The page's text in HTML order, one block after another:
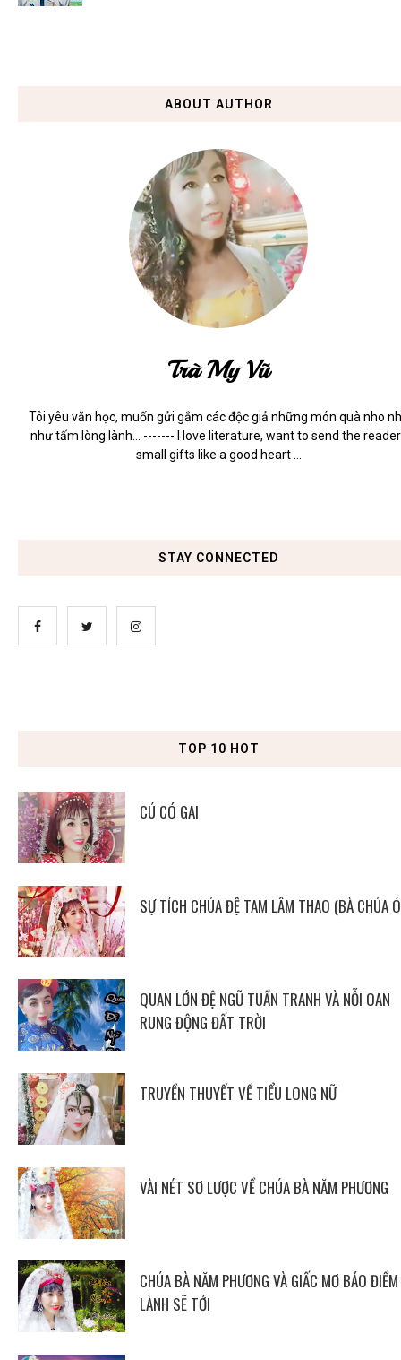
ABOUT AUTHOR
Trà My Vũ
Tôi yêu văn học, muốn gửi gắm các độc giả những món quà nho
như tấm lòng lành... ------- I love literature, want to send the
small gifts like a good heart ...
STAY CONNECTED
TOP 10 HOT
CÚ CÓ GAI
SỰ TÍCH CHÚA ĐỆ TAM LÂM THAO (BÀ CHÚA
QUAN LỚN ĐỆ NGŨ TUẦN TRANH VÀ NỖI OAN
RUNG ĐỘNG ĐẤT TRỜI
TRUYỀN THUYẾT VỀ TIỂU LONG NỮ
VÀI NÉT SƠ LƯỢC VỀ CHÚA BÀ NĂM PHƯƠNG
CHÚA BÀ NĂM PHƯƠNG VÀ GIẤC MƠ BÁO ĐIỀM
LÀNH SẼ TỚI